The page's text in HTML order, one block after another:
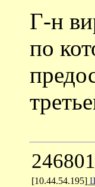
Г-н
по
246801
[10.44.54.195]